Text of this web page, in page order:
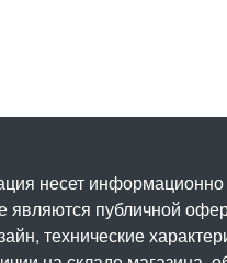
несет
публичной
технические